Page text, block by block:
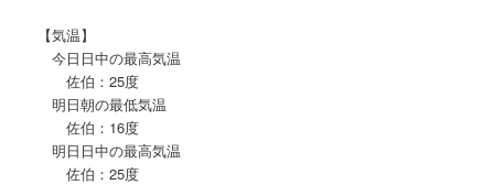
【気温】
今日日中の最高気温
佐伯：25度
明日朝の最低気温
佐伯：16度
明日日中の最高気温
佐伯：25度